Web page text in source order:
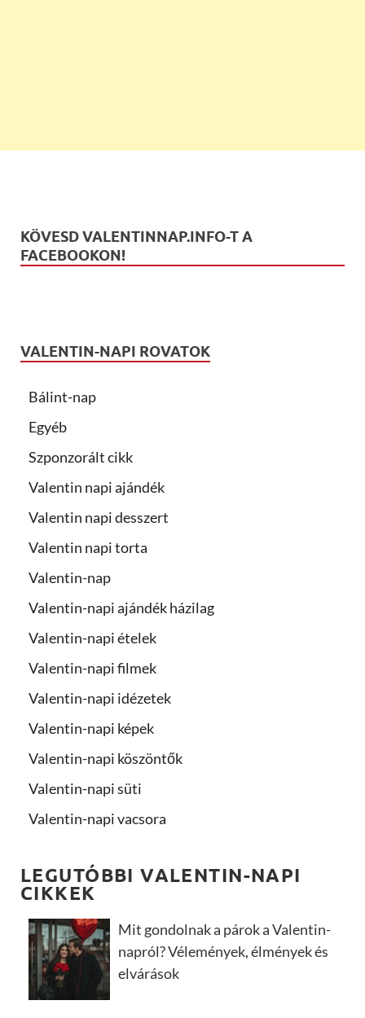
KÖVESD VALENTINNAP.INFO-T A
FACEBOOKON!
VALENTIN-NAPI ROVATOK
Bálint-nap
Egyéb
Szponzorált cikk
Valentin napi ajándék
Valentin napi desszert
Valentin napi torta
Valentin-nap
Valentin-napi ajándék házilag
Valentin-napi ételek
Valentin-napi filmek
Valentin-napi idézetek
Valentin-napi képek
Valentin-napi köszöntők
Valentin-napi süti
Valentin-napi vacsora
LEGUTÓBBI VALENTIN-NAPI
CIKKEK
Mit gondolnak a párok a Valentin-
napról? Vélemények, élmények és
elvárások